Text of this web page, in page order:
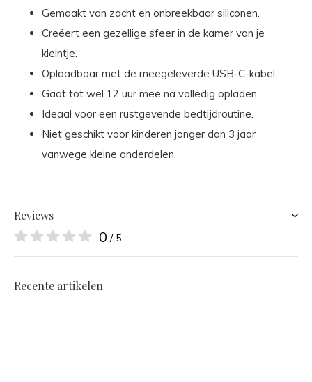
Gemaakt van zacht en onbreekbaar siliconen.
Creëert een gezellige sfeer in de kamer van je
kleintje.
Oplaadbaar met de meegeleverde USB-C-kabel.
Gaat tot wel 12 uur mee na volledig opladen.
Ideaal voor een rustgevende bedtijdroutine.
Niet geschikt voor kinderen jonger dan 3 jaar
vanwege kleine onderdelen.
Reviews
0 / 5
Recente artikelen